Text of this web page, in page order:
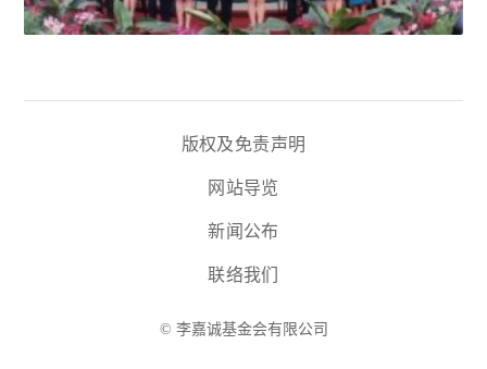
版权及免责声明
网站导览
新闻公布
联络我们
© 李嘉诚基金会有限公司